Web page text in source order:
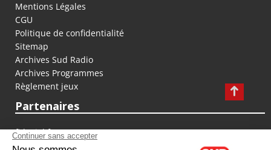
Mentions Légales
CGU
Politique de confidentialité
Sitemap
Archives Sud Radio
Archives Programmes
Règlement jeux
Partenaires
fiducial.fr